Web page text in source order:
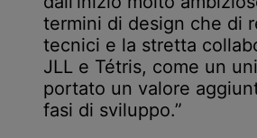
termini di design che di
tecnici e la stretta
JLL e Tétris, come un
portato un valore
fasi di sviluppo.”